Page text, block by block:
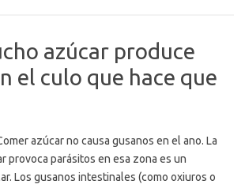
azúcar produce
el culo que hace que
azúcar no causa gusanos en el ano. La
provoca parásitos en esa zona es un
Los gusanos intestinales (como oxiuros o